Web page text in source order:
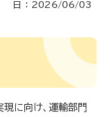
日 ： 2026/06/03
に向け、運輸部門